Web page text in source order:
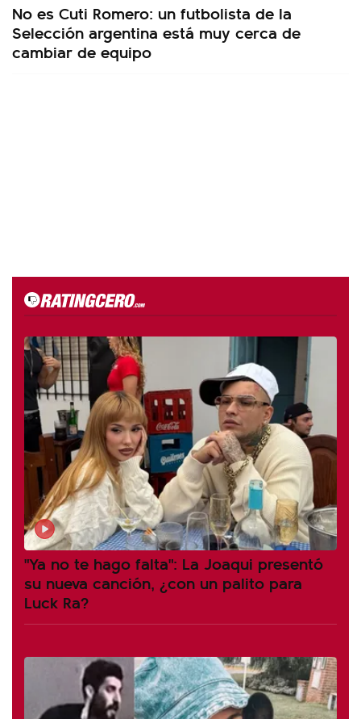
No es Cuti Romero: un futbolista de la
Selección argentina está muy cerca de
cambiar de equipo
"Ya no te hago falta": La Joaqui presentó
su nueva canción, ¿con un palito para
Luck Ra?